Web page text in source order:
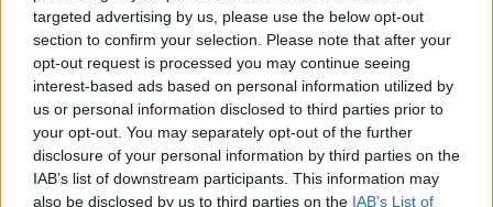
targeted advertising by us, please use the below opt-out
section to confirm your selection. Please note that after your
opt-out request is processed you may continue seeing
interest-based ads based on personal information utilized by
us or personal information disclosed to third parties prior to
your opt-out. You may separately opt-out of the further
disclosure of your personal information by third parties on the
IAB’s list of downstream participants. This information may
also be disclosed by us to third parties on the IAB’s List of
lekence
Активен автор
zorro58 каза:↑
на колко време се сменят наградите от колелото, някой
знае ли